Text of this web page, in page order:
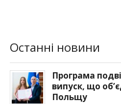
Останні новини
Програма
випуск, що
Польщу